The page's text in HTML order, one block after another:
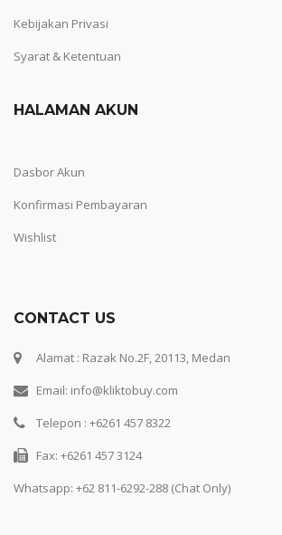
Kebijakan Privasi
Syarat & Ketentuan
HALAMAN AKUN
Dasbor Akun
Konfirmasi Pembayaran
Wishlist
CONTACT US
Alamat : Razak No.2F, 20113, Medan
Email: info@kliktobuy.com
Telepon : +6261 457 8322
Fax: +6261 457 3124
Whatsapp: +62 811-6292-288 (Chat Only)